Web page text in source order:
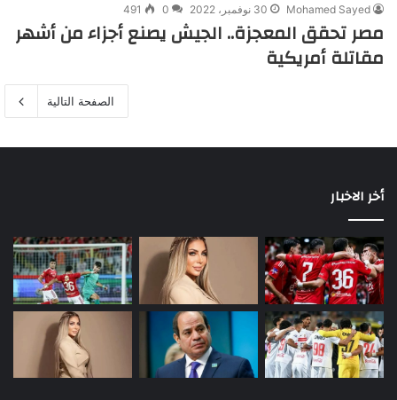
Mohamed Sayed 30 نوفمبر، 2022 0
491
مصر تحقق المعجزة.. الجيش يصنع أجزاء من أشهر
مقاتلة أمريكية
الصفحة التالية
أخر الاخبار